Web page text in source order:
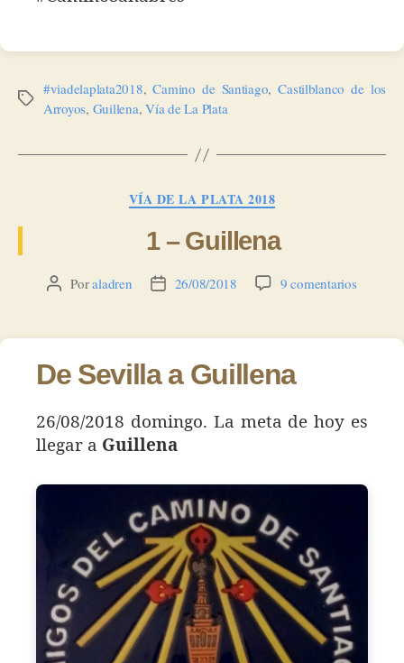
Etiquetas
#viadelaplata2018,Camino de Santiago,Castilblanco de los
Arroyos, Guillena,Vía de La Plata
Categorías
VÍA DE LA PLATA 2018
1 – Guillena
Autor
entrada
Poraladren
Fecha
entrada
26/08/2018 9 comentariosen
Guillena
De Sevilla a Guillena
26/08/2018 domingo. La meta de hoy es
llegar a Guillena